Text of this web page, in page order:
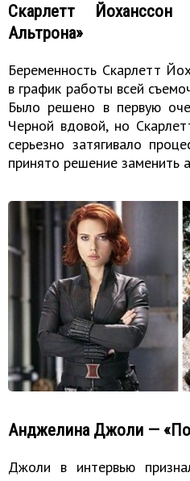
Скарлетт
Альтрона»
Беременность Скарлетт
в график работы всей
Было решено в первую
Черной вдовой, но
серьезно затягивало
принято решение заменить
Анджелина Джоли —
Джоли в интервью